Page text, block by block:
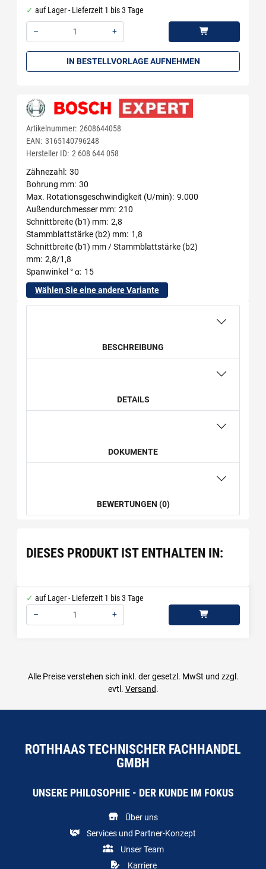
auf Lager - Lieferzeit 1 bis 3 Tage
–
+
IN BESTELLVORLAGE AUFNEHMEN
Artikelnummer: 2608644058
EAN: 3165140796248
Hersteller ID: 2 608 644 058
Zähnezahl
30
Bohrung mm 30
Max. Rotationsgeschwindigkeit (U/min) 9.000
Außendurchmesser mm 210
Schnittbreite (b1) mm 2,8
Stammblattstärke (b2) mm 1,8
Schnittbreite (b1) mm / Stammblattstärke (b2)
mm 2,8/1,8
Spanwinkel ° α 15
Wählen Sie eine andere Variante
BESCHREIBUNG
DETAILS
DOKUMENTE
BEWERTUNGEN (0)
DIESES PRODUKT IST ENTHALTEN IN:
auf Lager - Lieferzeit 1 bis 3 Tage
–
+
Alle Preise verstehen sich inkl. der gesetzl. MwSt und zzgl.
evtl. Versand.
ROTHHAAS TECHNISCHER FACHHANDEL
GMBH
UNSERE PHILOSOPHIE - DER KUNDE IM FOKUS
Über uns
Services und Partner-Konzept
Unser Team
Karriere